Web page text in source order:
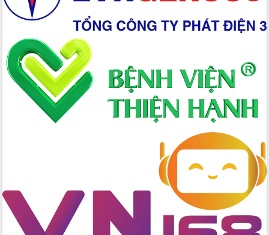
Phó Thủ tướng Hồ Quốc Dũng đánh giá
cao kết quả Chiến dịch Quang Trung
Hội nghị Ban Chấp hành Đảng bộ tỉnh
Đắk Lắk lần thứ 2 (mở rộng)
Tập trung giải phóng mặt bằng, đẩy
nhanh tiến độ Tuyến đường bộ ven
Gỡ khó, khởi công xây dựng, sửa chữa
toàn bộ nhà ở cho hộ dân đúng tiến độ
Tập trung triển khai quyết liệt, đồng bộ
các giải pháp nhằm thực hiện hiệu quả
các nhiệm vụ đề ra năm 2025
Phát huy vai trò của người có uy tín